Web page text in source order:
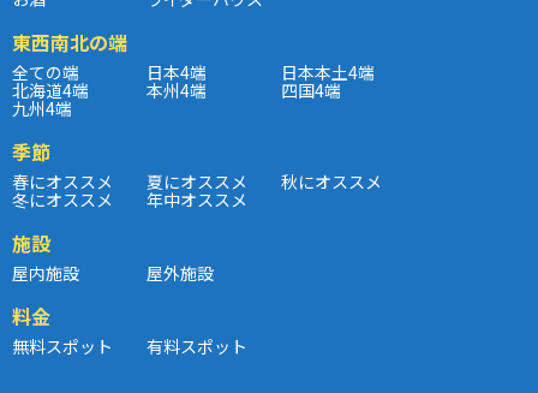
東西南北の端
全ての端 日本4端 日本本土4端
北海道4端 本州4端 四国4端
九州4端
季節
春にオススメ 夏にオススメ 秋にオススメ
冬にオススメ 年中オススメ
施設
屋内施設 屋外施設
料金
無料スポット 有料スポット